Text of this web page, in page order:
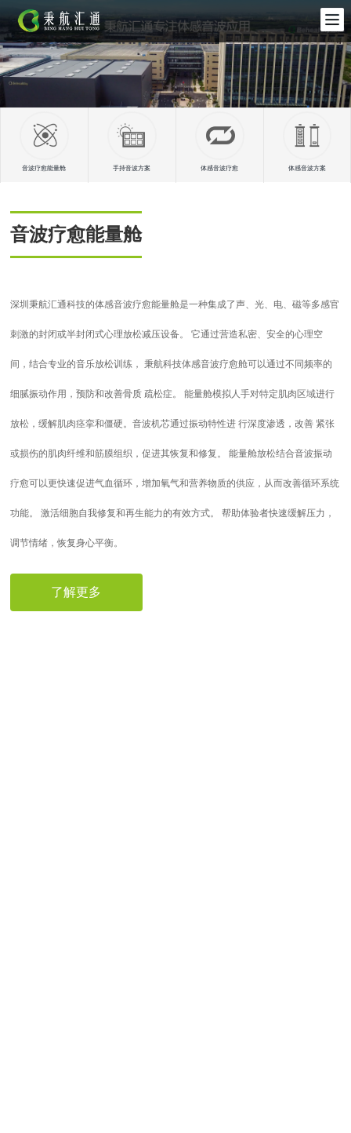
音波疗愈能量舱 手持音波方案 体感音波疗愈 体感音波方案
音波疗愈能量舱
深圳秉航汇通科技的体感音波疗愈能量舱是一种集成了声、光、电、磁等多感官
刺激的封闭或半封闭式心理放松减压设备。 它通过营造私密、安全的心理空
间，结合专业的音乐放松训练， 秉航科技体感音波疗愈舱可以通过不同频率的
细腻振动作用，预防和改善骨质 疏松症。 能量舱模拟人手对特定肌肉区域进行
放松，缓解肌肉痉挛和僵硬。音波机芯通过振动特性进 行深度渗透，改善 紧张
或损伤的肌肉纤维和筋膜组织，促进其恢复和修复。 能量舱放松结合音波振动
疗愈可以更快速促进气血循环，增加氧气和营养物质的供应，从而改善循环系统
功能。 激活细胞自我修复和再生能力的有效方式。 帮助体验者快速缓解压力，
调节情绪，恢复身心平衡。
了解更多